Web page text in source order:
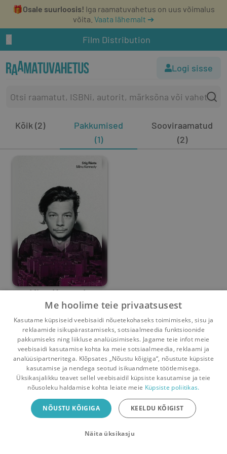
🎁Osale suurloosis! Iga raamatuvahetus on uus võimalus
võita. Vaata lähemalt ➔
Film Distribution
Logi sisse
Kõik (2)
Pakkumised
(1)
Sooviraamatud
(2)
Minu Kennedy
Stig Rästa
Umbes 1 kuutagasi
Pealehele Ostukorv Sõnumid Teated Konto
Raamatuvahetuse mobiiliäpp
Vaheta raamatuid veelgi mugavamalt!
Me hoolime teie privaatsusest
Kasutame küpsiseid veebisaidi nõuetekohaseks toimimiseks, sisu ja
reklaamide isikupärastamiseks, sotsiaalmeedia funktsioonide
pakkumiseks ning liikluse analüüsimiseks. Jagame teie infot meie
veebisaidi kasutamise kohta ka meie sotsiaalmeedia, reklaami ja
analüüsipartneritega. Klõpsates „Nõustu kõigiga“, nõustute küpsiste
kasutamise ja nendega seotud isikuandmete töötlemisega.
Üksikasjalikku teavet sellel veebisaidil küpsiste kasutamise ja teie
nõusoleku haldamise kohta leiate meie Küpsiste poliitikas.
NÕUSTU KÕIGIGA KEELDU KÕIGIST
Näita üksikasju